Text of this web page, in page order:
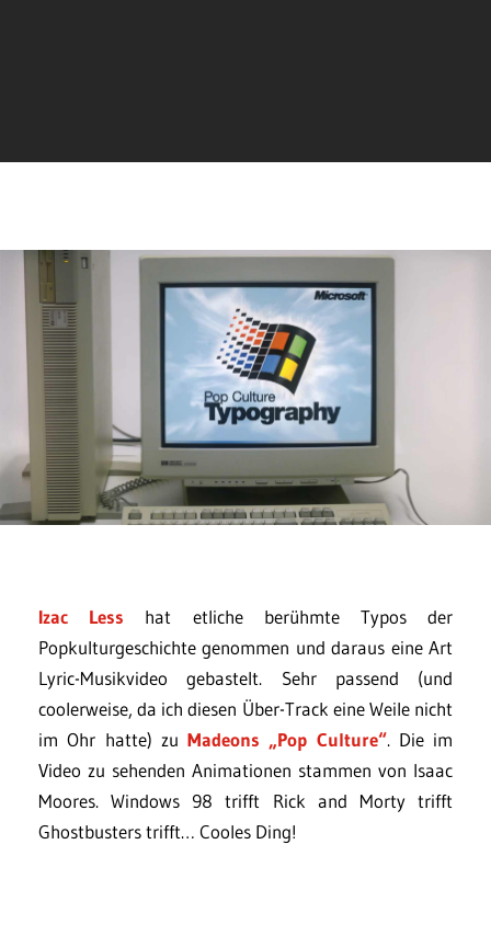
Izac Less hat etliche berühmte Typos der
Popkulturgeschichte genommen und daraus eine Art
Lyric-Musikvideo gebastelt. Sehr passend (und
coolerweise, da ich diesen Über-Track eine Weile nicht
im Ohr hatte) zu Madeons „Pop Culture“. Die im
Video zu sehenden Animationen stammen von Isaac
Moores. Windows 98 trifft Rick and Morty trifft
Ghostbusters trifft… Cooles Ding!